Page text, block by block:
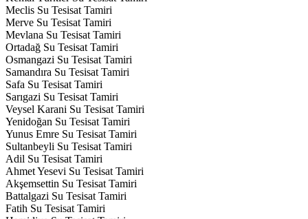
Meclis Su Tesisat Tamiri
Merve Su Tesisat Tamiri
Mevlana Su Tesisat Tamiri
Ortadağ Su Tesisat Tamiri
Osmangazi Su Tesisat Tamiri
Samandıra Su Tesisat Tamiri
Safa Su Tesisat Tamiri
Sarıgazi Su Tesisat Tamiri
Veysel Karani Su Tesisat Tamiri
Yenidoğan Su Tesisat Tamiri
Yunus Emre Su Tesisat Tamiri
Sultanbeyli Su Tesisat Tamiri
Adil Su Tesisat Tamiri
Ahmet Yesevi Su Tesisat Tamiri
Akşemsettin Su Tesisat Tamiri
Battalgazi Su Tesisat Tamiri
Fatih Su Tesisat Tamiri